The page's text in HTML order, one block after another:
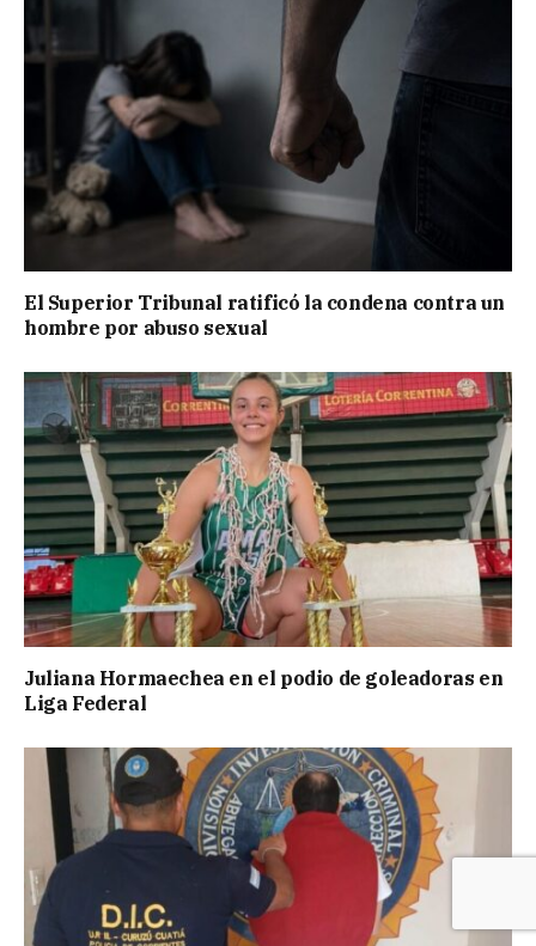
El Superior Tribunal ratificó la condena contra un
hombre por abuso sexual
Juliana Hormaechea en el podio de goleadoras en
Liga Federal